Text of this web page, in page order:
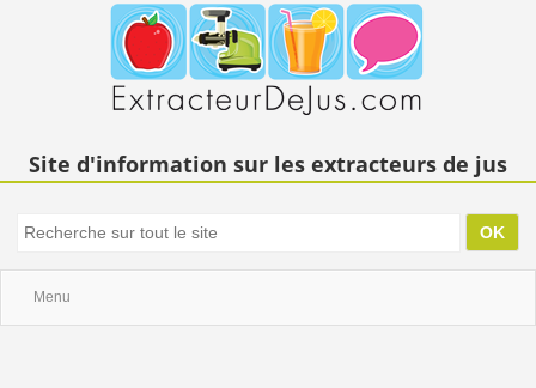
Site d'information sur les extracteurs de jus
Menu